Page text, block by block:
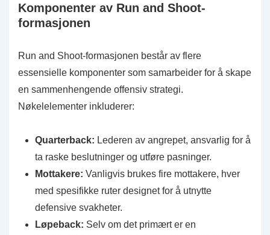
Komponenter av Run and Shoot-
formasjonen
Run and Shoot-formasjonen består av flere
essensielle komponenter som samarbeider for å skape
en sammenhengende offensiv strategi.
Nøkelelementer inkluderer:
Quarterback: Lederen av angrepet, ansvarlig for å
ta raske beslutninger og utføre pasninger.
Mottakere: Vanligvis brukes fire mottakere, hver
med spesifikke ruter designet for å utnytte
defensive svakheter.
Løpeback: Selv om det primært er en